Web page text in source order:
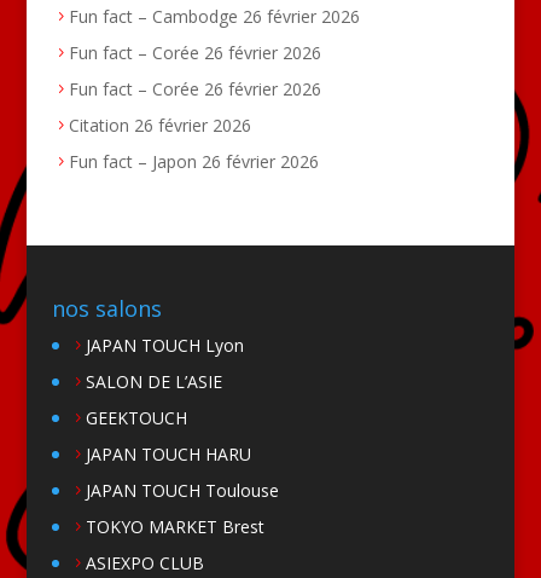
Fun fact – Cambodge 26 février 2026
Fun fact – Corée 26 février 2026
Fun fact – Corée 26 février 2026
Citation 26 février 2026
Fun fact – Japon 26 février 2026
nos salons
JAPAN TOUCH Lyon
SALON DE L’ASIE
GEEKTOUCH
JAPAN TOUCH HARU
JAPAN TOUCH Toulouse
TOKYO MARKET Brest
ASIEXPO CLUB